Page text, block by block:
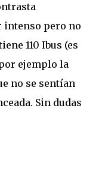
intenso pero no
110 Ibus (es
ejemplo la
no se sentían
Sin dudas